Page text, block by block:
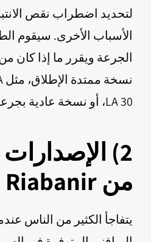
لتحديد اضطراب نقص
الأسباب الأخرى. سيقوم
الجرعة ويقرر ما إذا كان
LA 30، أو نسخة عادية بجرعة محددة.
2)
من Riabanir
يتفاجأ الكثير من الناس